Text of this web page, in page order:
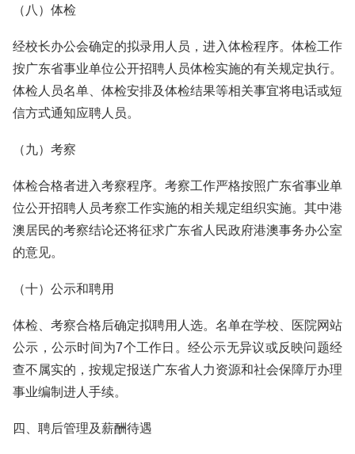
（八）体检
经校长办公会确定的拟录用人员，进入体检程序。体检工作
按广东省事业单位公开招聘人员体检实施的有关规定执行。
体检人员名单、体检安排及体检结果等相关事宜将电话或短
信方式通知应聘人员。
（九）考察
体检合格者进入考察程序。考察工作严格按照广东省事业单
位公开招聘人员考察工作实施的相关规定组织实施。其中港
澳居民的考察结论还将征求广东省人民政府港澳事务办公室
的意见。
（十）公示和聘用
体检、考察合格后确定拟聘用人选。名单在学校、医院网站
公示，公示时间为7个工作日。经公示无异议或反映问题经
查不属实的，按规定报送广东省人力资源和社会保障厅办理
事业编制进人手续。
四、聘后管理及薪酬待遇